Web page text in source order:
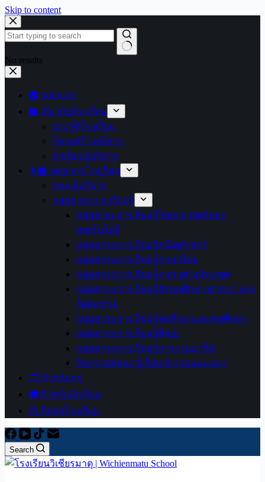
Skip to content
No results
🏠 หน้าแรก
🏫 เกี่ยวกับโรงเรียน
ประวัติโรงเรียน
โครงสร้างบริหาร
ทำเนียบผู้บริหาร
👩‍🏫 บุคลากรโรงเรียน
คณะผู้บริหาร
กลุ่มสาระการเรียนรู้
กลุ่มสาระการเรียนรู้วิทยาศาสตร์และ
เทคโนโลยี
กลุ่มสาระการเรียนรู้คณิตศาสตร์
กลุ่มสาระการเรียนรู้ภาษาไทย
กลุ่มสาระการเรียนรู้ภาษาต่างประเทศ
กลุ่มสาระการเรียนรู้สังคมศึกษา ศาสนา และ
วัฒนธรรม
กลุ่มสาระการเรียนรู้สุขศึกษาและพลศึกษา
กลุ่มสาระการเรียนรู้ศิลปะ
กลุ่มสาระการเรียนรู้การงานอาชีพ
กิจกรรมพัฒนาผู้เรียน & งานแนะแนว
🗂️ สำหรับครู
🎓สำหรับนักเรียน
📨 ติดต่อโรงเรียน
Search